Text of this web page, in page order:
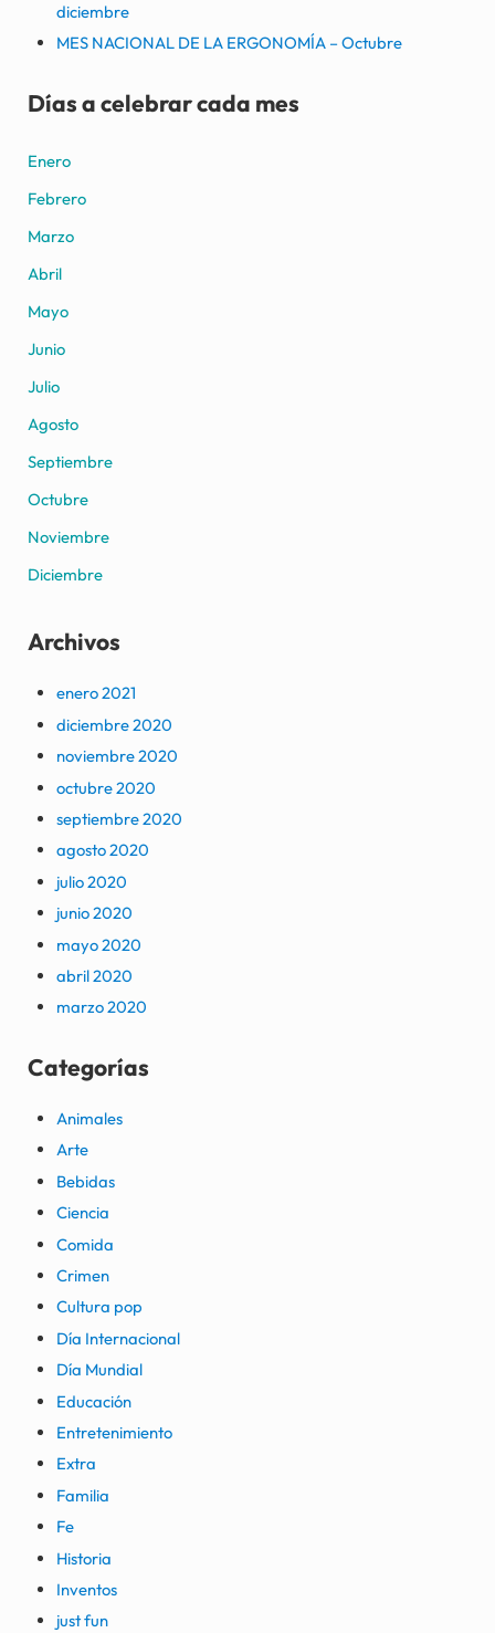
diciembre
MES NACIONAL DE LA ERGONOMÍA – Octubre
Días a celebrar cada mes
Enero
Febrero
Marzo
Abril
Mayo
Junio
Julio
Agosto
Septiembre
Octubre
Noviembre
Diciembre
Archivos
enero 2021
diciembre 2020
noviembre 2020
octubre 2020
septiembre 2020
agosto 2020
julio 2020
junio 2020
mayo 2020
abril 2020
marzo 2020
Categorías
Animales
Arte
Bebidas
Ciencia
Comida
Crimen
Cultura pop
Día Internacional
Día Mundial
Educación
Entretenimiento
Extra
Familia
Fe
Historia
Inventos
just fun